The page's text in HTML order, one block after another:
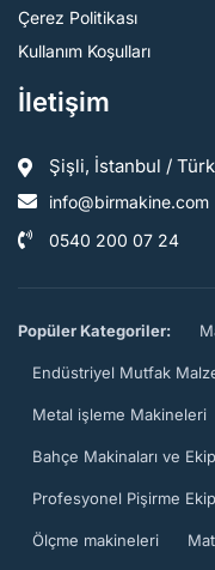
Çerez Politikası
Kullanım Koşulları
İletişim
Şişli, İstanbul /
info@birmakine.com
0540 200 07 24
Popüler Kategoriler:
Endüstriyel Mutfak
Metal işleme Makineleri
Bahçe Makinaları ve
Profesyonel Pişirme
Ölçme makineleri